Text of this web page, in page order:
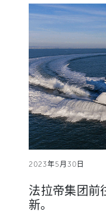
2023年5月30日
法拉帝集团前
新。